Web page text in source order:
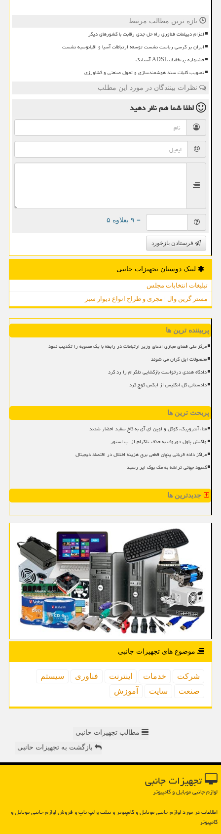
تازه ترین مطالب مرتبط
اعزام دیپلمات فناوری راه حل جدی رقابت با کشورهای دیگر
ایران بر کرسی ریاست نشست توسعه ارتباطات آسیا و اقیانوسیه نشست
جشنواره پرتخفیف ADSL آسیاتک
تصویب کلیات سند هوشمندسازی و تحول صنعتی و کشاورزی
نظرات بینندگان در مورد این مطلب
لطفا شما همنظر دهید
= ۹ بعلاوه ۵
فرستادن بازخورد
لینک دوستان تجهیزات جانبی
تبلیغات انتخابات مجلس
مستر گرین وال | مجری و طراح انواع دیوار سبز
پربیننده ترین ها
مرکز ملی فضای مجازی ادعای وزیر ارتباطات در رابطه با یک مصوبه را تکذیب نمود
محصولات اپل گران می شوند
دادگاه هندی درخواست بازگشایی تلگرام را رد کرد
دادستانی کل انگلیس از ایکس کوچ کرد
پربحث ترین ها
متا، آنتروپیک، گوگل و اوپن ای آی به کاخ سفید احضار شدند
واکنش پاول دوروف به حذف تلگرام از اپ استور
مراکز داده قربانی پنهان قطعی برق هزینه اختلال در اقتصاد دیجیتال
کمبود جهانی تراشه به مک بوک ایر رسید
جدیدترین ها
موضوع های تجهیزات جانبی
شركت خدمات اینترنت فناوری
سیستم
صنعت
سایت آموزش
مطالب تجهیزات حانبی
بازگشت به تجهیزات حانبی
تجهیزات جانبی
لوازم جانبی موبایل و کامپیوتر
اطلاعات در مورد لوازم جانبی موبایل و كامپیوتر و تبلت و لپ تاپ و فروش لوازم جانبی موبایل و
كامپیوتر